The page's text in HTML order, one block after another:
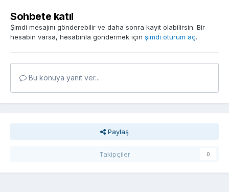
Sohbete katıl
Şimdi mesajını gönderebilir ve daha sonra kayıt olabilirsin. Bir
hesabın varsa, hesabınla göndermek için şimdi oturum aç.
Bu konuya yanıt ver...
Paylaş
Takipçiler 0